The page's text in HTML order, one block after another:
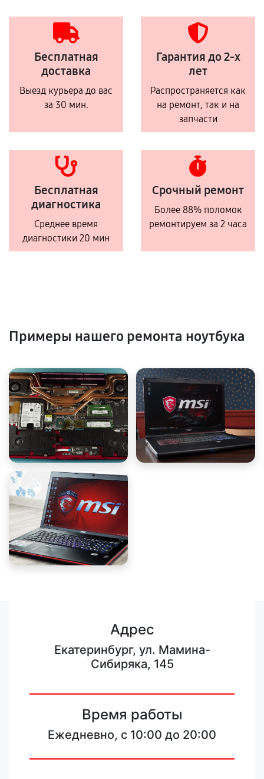
Бесплатная
доставка
Выезд курьера до вас
за 30 мин.
Гарантия до 2-х
лет
Распространяется как
на ремонт, так и на
запчасти
Бесплатная
диагностика
Среднее время
диагностики 20 мин
Срочный ремонт
Более 88% поломок
ремонтируем за 2 часа
Примеры нашего ремонта ноутбука
Адрес
Екатеринбург, ул. Мамина-
Сибиряка, 145
Время работы
Ежедневно, с 10:00 до 20:00